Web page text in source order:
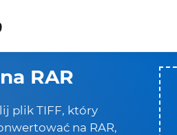
RAR
plik TIFF, który
na RAR,